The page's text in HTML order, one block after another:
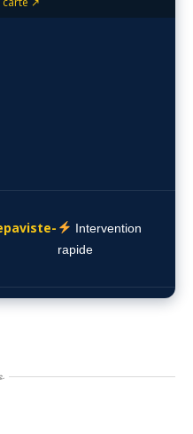
Intervention
rapide